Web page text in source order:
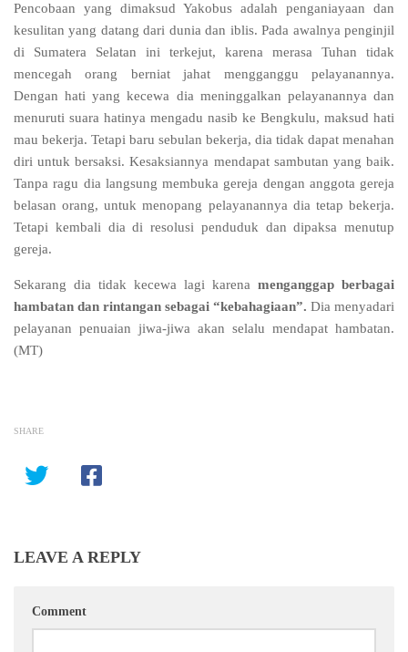
Pencobaan yang dimaksud Yakobus adalah penganiayaan dan
kesulitan yang datang dari dunia dan iblis. Pada awalnya penginjil
di Sumatera Selatan ini terkejut, karena merasa Tuhan tidak
mencegah orang berniat jahat mengganggu pelayanannya.
Dengan hati yang kecewa dia meninggalkan pelayanannya dan
menuruti suara hatinya mengadu nasib ke Bengkulu, maksud hati
mau bekerja. Tetapi baru sebulan bekerja, dia tidak dapat menahan
diri untuk bersaksi. Kesaksiannya mendapat sambutan yang baik.
Tanpa ragu dia langsung membuka gereja dengan anggota gereja
belasan orang, untuk menopang pelayanannya dia tetap bekerja.
Tetapi kembali dia di resolusi penduduk dan dipaksa menutup
gereja.
Sekarang dia tidak kecewa lagi karena menganggap berbagai
hambatan dan rintangan sebagai “kebahagiaan”. Dia menyadari
pelayanan penuaian jiwa-jiwa akan selalu mendapat hambatan.
(MT)
SHARE
LEAVE A REPLY
Comment